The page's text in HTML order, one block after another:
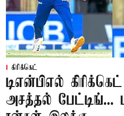
கிரிக்கெட்
டிஎன்பிஎல் கிரிக்கெட்
அசத்தல் பேட்டிங்...